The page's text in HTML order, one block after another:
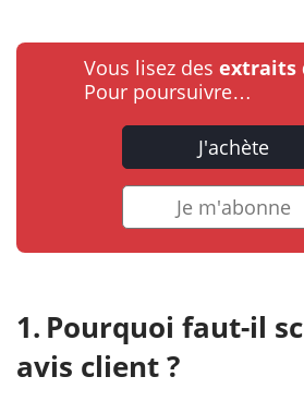
Vous lisez des extraits
Pour poursuivre…
J'achète
Je m'abonne
Pourquoi faut-il
avis client ?